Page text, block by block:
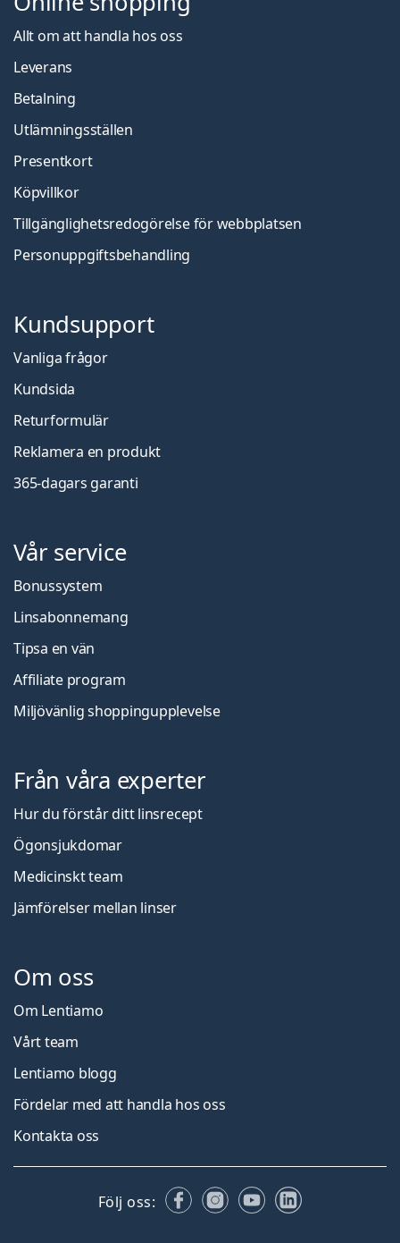
Allt om att handla hos oss
Leverans
Betalning
Utlämningsställen
Presentkort
Köpvillkor
Tillgänglighetsredogörelse för webbplatsen
Personuppgiftsbehandling
Kundsupport
Vanliga frågor
Kundsida
Returformulär
Reklamera en produkt
365-dagars garanti
Vår service
Bonussystem
Linsabonnemang
Tipsa en vän
Affiliate program
Miljövänlig shoppingupplevelse
Från våra experter
Hur du förstår ditt linsrecept
Ögonsjukdomar
Medicinskt team
Jämförelser mellan linser
Om oss
Om Lentiamo
Vårt team
Lentiamo blogg
Fördelar med att handla hos oss
Kontakta oss
Följ oss: FacebookInstagram
YouTubeLinkedIn